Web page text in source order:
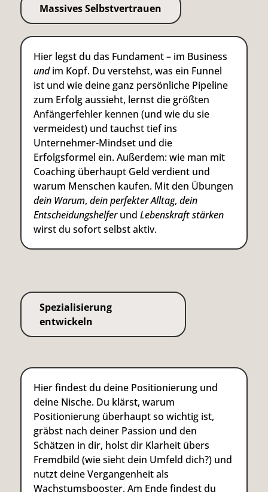
Massives Selbstvertrauen
Hier legst du das Fundament – im Business
undim Kopf. Du verstehst, was ein Funnel
ist und wie deine ganz persönliche Pipeline
zum Erfolg aussieht, lernst die größten
Anfängerfehler kennen (und wie du sie
vermeidest) und tauchst tief ins
Unternehmer-Mindset und die
Erfolgsformel ein. Außerdem: wie man mit
Coaching überhaupt Geld verdient und
warum Menschen kaufen. Mit den Übungen
dein Warum, dein perfekter Alltag, dein
Entscheidungshelferund Lebenskraft stärken
wirst du sofort selbst aktiv.
Spezialisierung
entwickeln
Hier findest du deine Positionierung und
deine Nische. Du klärst, warum
Positionierung überhaupt so wichtig ist,
gräbst nach deiner Passion und den
Schätzen in dir, holst dir Klarheit übers
Fremdbild (wie sieht dein Umfeld dich?) und
nutzt deine Vergangenheit als
Wachstumsbooster. Am Ende findest du